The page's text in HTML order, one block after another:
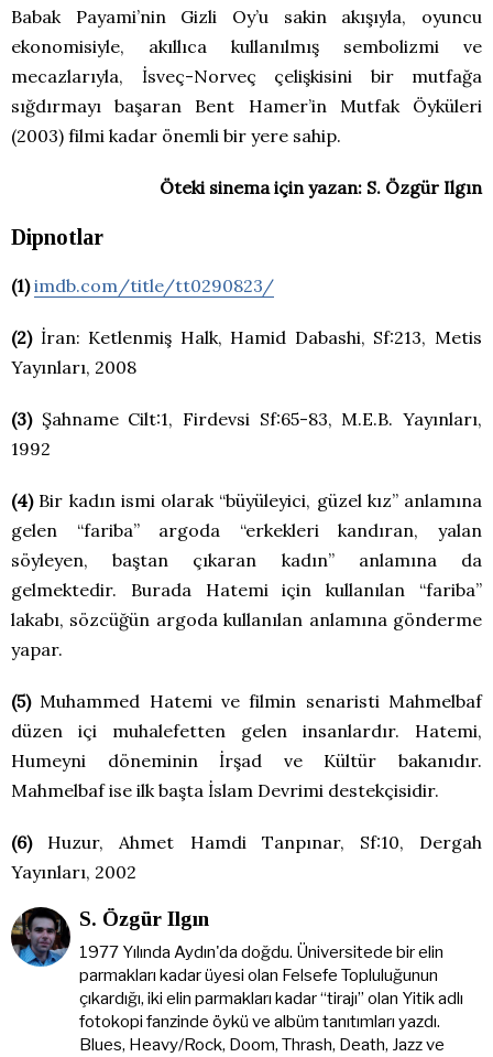
Babak Payami’nin Gizli Oy’u sakin akışıyla, oyuncu
ekonomisiyle, akıllıca kullanılmış sembolizmi ve
mecazlarıyla, İsveç-Norveç çelişkisini bir mutfağa
sığdırmayı başaran Bent Hamer’in Mutfak Öyküleri
(2003) filmi kadar önemli bir yere sahip.
Öteki sinema için yazan: S. Özgür Ilgın
Dipnotlar
(1)imdb.com/title/tt0290823/
(2)İran: Ketlenmiş Halk, Hamid Dabashi, Sf:213, Metis
Yayınları, 2008
(3)Şahname Cilt:1, Firdevsi Sf:65-83, M.E.B. Yayınları,
1992
(4)Bir kadın ismi olarak “büyüleyici, güzel kız” anlamına
gelen “fariba” argoda “erkekleri kandıran, yalan
söyleyen, baştan çıkaran kadın” anlamına da
gelmektedir. Burada Hatemi için kullanılan “fariba”
lakabı, sözcüğün argoda kullanılan anlamına gönderme
yapar.
(5)Muhammed Hatemi ve filmin senaristi Mahmelbaf
düzen içi muhalefetten gelen insanlardır. Hatemi,
Humeyni döneminin İrşad ve Kültür bakanıdır.
Mahmelbaf ise ilk başta İslam Devrimi destekçisidir.
(6)Huzur, Ahmet Hamdi Tanpınar, Sf:10, Dergah
Yayınları, 2002
S. Özgür Ilgın
1977 Yılında Aydın'da doğdu. Üniversitede bir elin
parmakları kadar üyesi olan Felsefe Topluluğunun
çıkardığı, iki elin parmakları kadar “tirajı” olan Yitik adlı
fotokopi fanzinde öykü ve albüm tanıtımları yazdı.
Blues, Heavy/Rock, Doom, Thrash, Death, Jazz ve